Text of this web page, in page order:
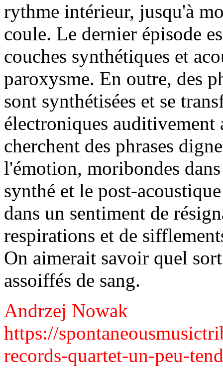
rythme intérieur, jusqu'à
coule. Le dernier épisode
couches synthétiques et
paroxysme. En outre, des
sont synthétisées et se
électroniques auditivement
cherchent des phrases
l'émotion, moribondes
synthé et le post-
dans un sentiment de
respirations et de
On aimerait savoir quel
assoiffés de sang.
Andrzej Nowak
https://
records-quartet-un-peu-